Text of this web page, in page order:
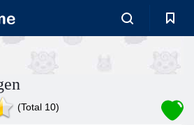
(Total 10)